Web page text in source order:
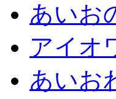
あいお
アイオ
あいお